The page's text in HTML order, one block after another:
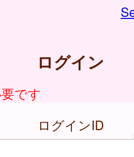
ログイン
です
ログインID